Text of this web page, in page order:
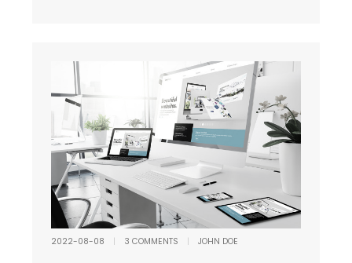
2022-08-08 | 3 COMMENTS | JOHN DOE